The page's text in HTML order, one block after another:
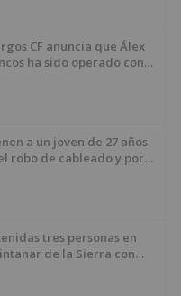
CF anuncia que Álex
ha sido operado con
a un joven de 27 años
robo de cableado y por
tres personas en
de la Sierra con